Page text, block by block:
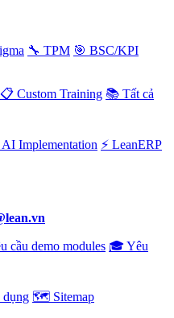
🔧 TPM 🎯 BSC/KPI
📋 Custom Training 📚 Tất cả
AI Implementation ⚡ LeanERP
cầu demo modules 🎓 Yêu
dụng 🗺️ Sitemap